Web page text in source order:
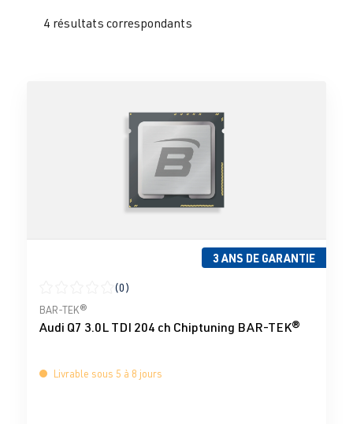
4 résultats correspondants
3 ANS DE GARANTIE
Note moyenne de 0 sur 5 étoiles
(0)
BAR-TEK®
Audi Q7 3.0L TDI 204 ch Chiptuning BAR-TEK®
Livrable sous 5 à 8 jours